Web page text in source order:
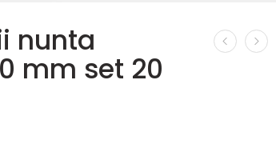
nunta
mm set 20